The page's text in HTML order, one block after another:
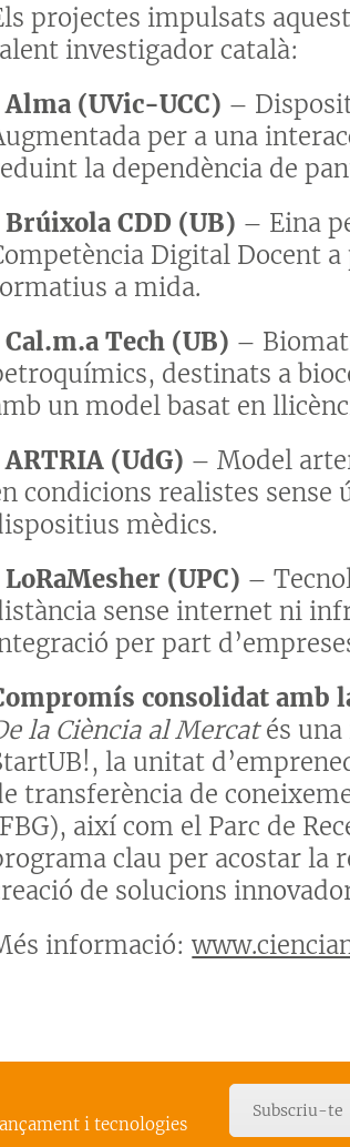
projectes impulsats
investigador català:
Alma (UVic-UCC) –
per a una
la dependència de
Brúixola CDD (UB) – Eina
Digital Docent
a mida.
Cal.m.a Tech (UB) –
destinats a
un model basat en
ARTRIA (UdG) – Model
condicions realistes sense
mèdics.
LoRaMesher (UPC) –
sense internet ni
per part
consolidat amb
la Ciència al Mercatés una
la unitat
transferència de
així com el Parc de
clau per acostar la
de solucions
informació:
i tecnologies
Subscriu-te